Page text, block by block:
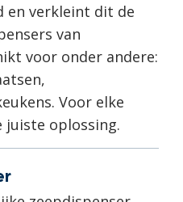
en verkleint dit de
van
voor onder andere:
Voor elke
juiste oplossing.